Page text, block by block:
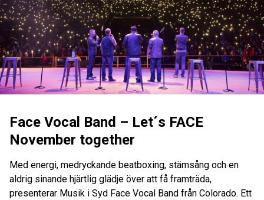
Face Vocal Band – Let´s FACE
November together
Med energi, medryckande beatboxing, stämsång och en
aldrig sinande hjärtlig glädje över att få framträda,
presenterar Musik i Syd Face Vocal Band från Colorado. Ett